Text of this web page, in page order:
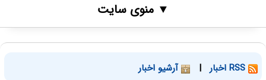
▼ منوی سایت
| آرشیو اخبار